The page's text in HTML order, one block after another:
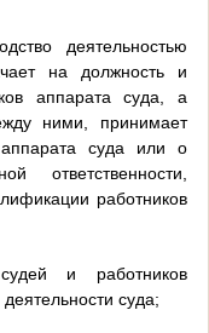
деятельностью
на должность и
аппарата суда, а
ними, принимает
суда или о
ответственности,
работников
и работников
суда;